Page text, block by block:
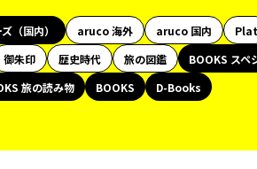
（国内） aruco 海外 aruco 国内
Plat
御朱印 歴史時代 旅の図鑑
BOOKS スペ
旅の読み物 BOOKS
D-Books